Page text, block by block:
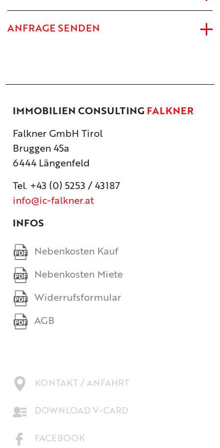
ANFRAGE SENDEN
IMMOBILIEN CONSULTING FALKNER
Falkner GmbH Tirol
Bruggen 45a
6444 Längenfeld
Tel. +43 (0) 5253 / 43187
info@ic-falkner.at
INFOS
Nebenkosten Kauf
Nebenkosten Miete
Widerrufsformular
AGB
KONTAKT / ANFAHRT
DOWNLOAD V-CARD
FACEBOOK